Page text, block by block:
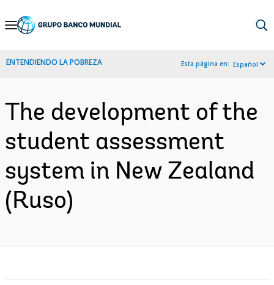
Skip
Navigation
ENTENDIENDO LA POBREZA Esta página en: Español
The development of the
student assessment
system in New Zealand
(Ruso)